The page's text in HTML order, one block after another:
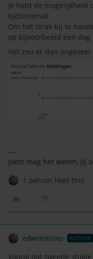
Je hebt de mogelijkheid
tijdsinterval.
Om het strak bij te
op bijvoorbeeld één dag
Het zou er dan
Joost mag het weten, jij
1 person likes this
edwintalsma AUTHOR
Vooral dat tweede